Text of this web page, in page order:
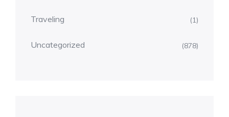
Traveling (1)
Uncategorized (878)